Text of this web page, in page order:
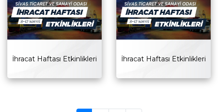
İhracat Haftası Etkinlikleri İhracat Haftası Etkinlikleri